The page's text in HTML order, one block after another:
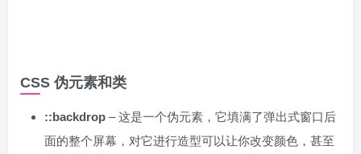
CSS 伪元素和类
::backdrop – 这是一个伪元素，它填满了弹出式窗口后
面的整个屏幕，对它进行造型可以让你改变颜色，甚至